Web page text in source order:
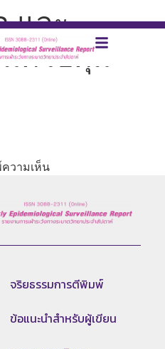
และ
ควบคุม
วามเห็น
จริยธรรมการตีพิมพ์
ข้อแนะนำสำหรับผู้เขียน